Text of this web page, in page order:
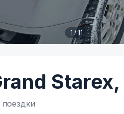
1 / 11
Starex,
поездки